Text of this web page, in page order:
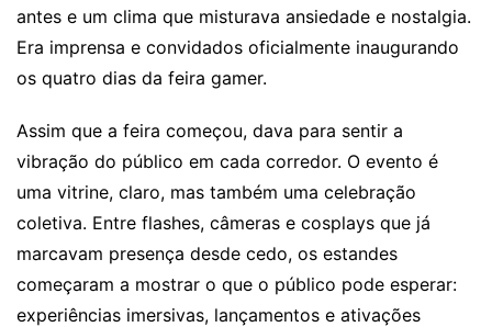
antes e um clima que misturava ansiedade e nostalgia.
Era imprensa e convidados oficialmente inaugurando
os quatro dias da feira gamer.
Assim que a feira começou, dava para sentir a
vibração do público em cada corredor. O evento é
uma vitrine, claro, mas também uma celebração
coletiva. Entre flashes, câmeras e cosplays que já
marcavam presença desde cedo, os estandes
começaram a mostrar o que o público pode esperar:
experiências imersivas, lançamentos e ativações